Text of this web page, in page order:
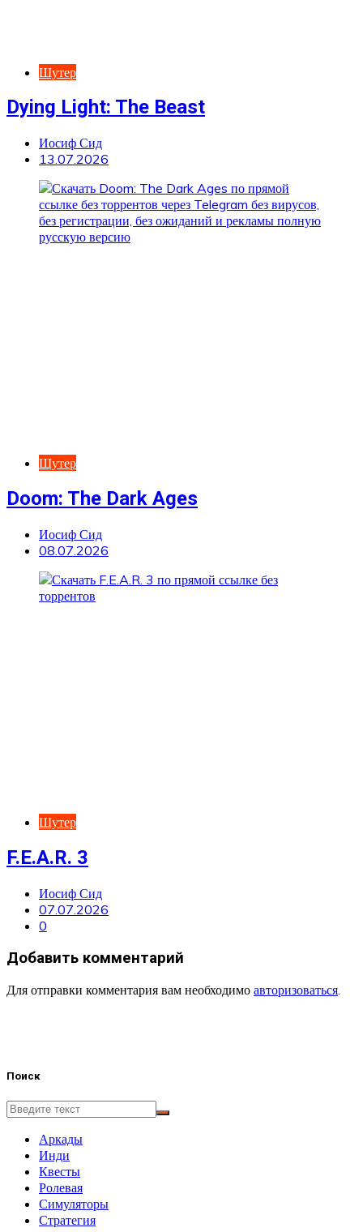
Шутер
Dying Light: The Beast
Иосиф Сид
13.07.2026
Шутер
Doom: The Dark Ages
Иосиф Сид
08.07.2026
Шутер
F.E.A.R. 3
Иосиф Сид
07.07.2026
0
Добавить комментарий
Для отправки комментария вам необходимо авторизоваться.
Поиск
Аркады
Инди
Квесты
Ролевая
Симуляторы
Стратегия